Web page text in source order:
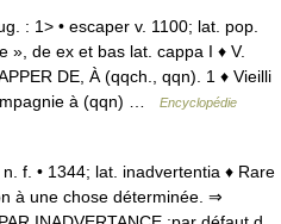
: 1> • escaper v. 1100; lat. pop.
», de ex et bas lat. cappa I ♦ V.
DE, À (qqch., qqn). 1 ♦ Vieilli
à (qqn) …
Encyclopédie
f. • 1344; lat. inadvertentia ♦ Rare
à une chose déterminée. ⇒